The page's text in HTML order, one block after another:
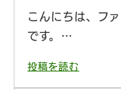
こんにちは、フ
です。…
投稿を読む